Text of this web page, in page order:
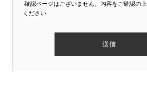
確認ページはございません。内容をご確認の
ください